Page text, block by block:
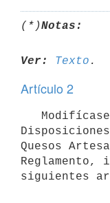
(*)Notas:
Ver: Texto
Artículo 2
Quesos
Reglamento,